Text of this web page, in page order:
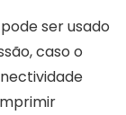
ser usado
caso o